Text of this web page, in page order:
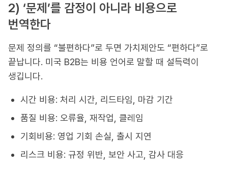
2) ‘문제’를 감정이 아니라 비용으로
번역한다
문제 정의를 “불편하다”로 두면 가치제안도 “편하다”로
끝납니다. 미국 B2B는 비용 언어로 말할 때 설득력이
생깁니다.
시간 비용: 처리 시간, 리드타임, 마감 기간
품질 비용: 오류율, 재작업, 클레임
기회비용: 영업 기회 손실, 출시 지연
리스크 비용: 규정 위반, 보안 사고, 감사 대응